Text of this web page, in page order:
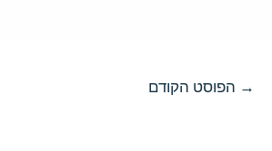
→ הפוסט הקודם